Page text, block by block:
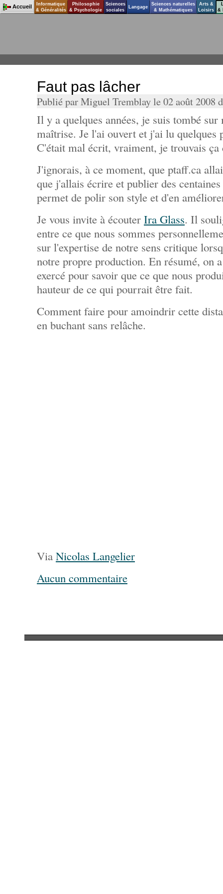
Faut pas lâcher
Publié par Miguel Tremblay le 02 août 2008
Il y a quelques années, je suis tombé
maîtrise. Je l'ai ouvert et j'ai lu quelques
C'était mal écrit, vraiment, je trouvais ça
J'ignorais, à ce moment, que ptaff.ca
que j'allais écrire et publier des
permet de polir son style et d'en
Je vous invite à écouter Ira Glass. Il
entre ce que nous sommes
sur l'expertise de notre sens critique
notre propre production. En résumé, on
exercé pour savoir que ce que nous
hauteur de ce qui pourrait être fait.
Comment faire pour amoindrir cette
en buchant sans relâche.
Via Nicolas Langelier
Aucun commentaire
Accueil
Informatique
& Généralités
Philosophie
& Psychologie
Sciences
sociales
Langage
Sciences naturelles
& Mathématiques
Arts &
Loisirs
&